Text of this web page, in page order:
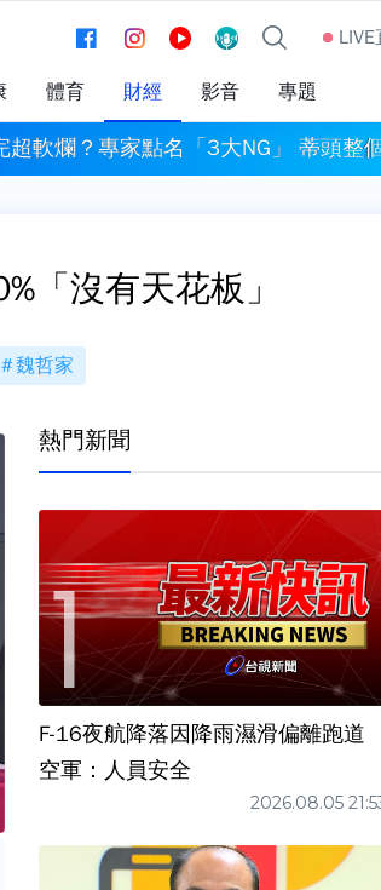
體育 財經 影音 專題
銷
超軟爛？專家點名「3大NG」 蒂頭整
「沒有天花板」
魏哲家
熱門新聞
F-16夜航降落因降雨濕滑偏離跑道
空軍：人員安全
2026.08.05